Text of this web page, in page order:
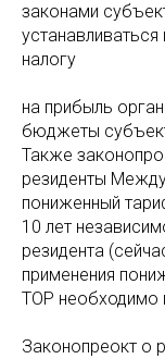
законами
налогу
на прибыль
бюджеты
Также
резиденты
пониженный
10 лет
резидента
применения
ТОР необходимо
Законопреокт о